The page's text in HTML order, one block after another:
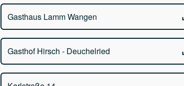
Kreuzplatz - 88239 Wangen im Allgäu
Gasthaus Lamm Wangen
Gasthaus Lamm Bindstr. 60
Gasthof Hirsch - Deuchelried